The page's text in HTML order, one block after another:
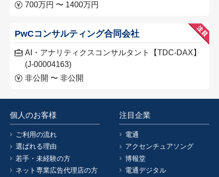
700万円 〜 1400万円
PwCコンサルティング合同会社
AI・アナリティクスコンサルタント【TDC-DAX】
(J-00004163)
非公開 〜 非公開
個人のお客様
ご利用の流れ
選ばれる理由
若手・未経験の方
ネット専業広告代理店の方
注目企業
電通
アクセンチュアソング
博報堂
電通デジタル